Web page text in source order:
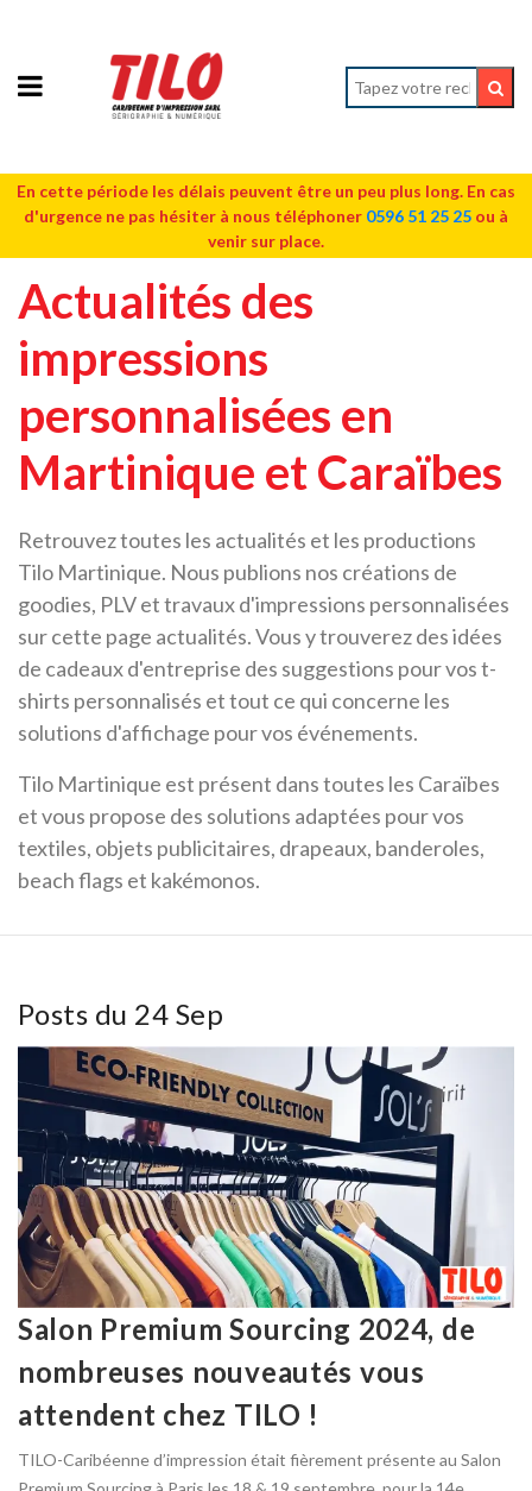
En cette période les délais peuvent être un peu plus long. En cas
d'urgence ne pas hésiter à nous téléphoner 0596 51 25 25 ou à
venir sur place.
Actualités des
impressions
personnalisées en
Martinique et Caraïbes
Retrouvez toutes les actualités et les productions
Tilo Martinique. Nous publions nos créations de
goodies, PLV et travaux d'impressions personnalisées
sur cette page actualités. Vous y trouverez des idées
de cadeaux d'entreprise des suggestions pour vos t-
shirts personnalisés et tout ce qui concerne les
solutions d'affichage pour vos événements.
Tilo Martinique est présent dans toutes les Caraïbes
et vous propose des solutions adaptées pour vos
textiles, objets publicitaires, drapeaux, banderoles,
beach flags et kakémonos.
Posts du 24 Sep
Salon Premium Sourcing 2024, de
nombreuses nouveautés vous
attendent chez TILO !
TILO-Caribéenne d’impression était fièrement présente au Salon